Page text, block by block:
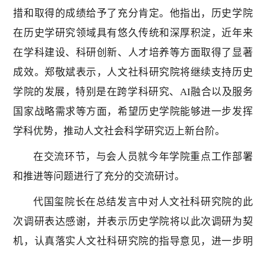
措和取得的成绩给予了充分肯定。他指出，历史学院
在历史学研究领域具有悠久传统和深厚积淀，近年来
在学科建设、科研创新、人才培养等方面取得了显著
成效。郑敬斌表示，人文社科研究院将继续支持历史
学院的发展，特别是在跨学科研究、 AI融合以及服务
国家战略需求等方面，希望历史学院能够进一步发挥
学科优势，推动人文社会科学研究迈上新台阶。
在交流环节，与会人员就今年学院重点工作部署
和推进等问题进行了充分的交流研讨。
代国玺院长在总结发言中对人文社科研究院的此
次调研表达感谢，并表示历史学院将以此次调研为契
机，认真落实人文社科研究院的指导意见，进一步明